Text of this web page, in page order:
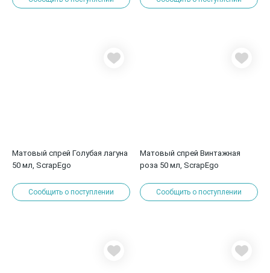
Матовый спрей Голубая лагуна
50 мл, ScrapEgo
Сообщить о поступлении
Матовый спрей Винтажная
роза 50 мл, ScrapEgo
Сообщить о поступлении